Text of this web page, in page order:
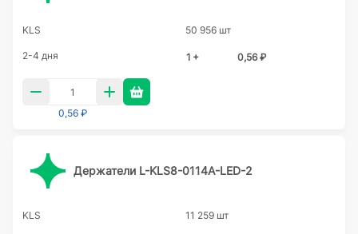
KLS 50 956 шт
2-4 дня 1 + 0,56 ₽
0,56 ₽
Держатели L-KLS8-0114A-LED-2
KLS 11 259 шт